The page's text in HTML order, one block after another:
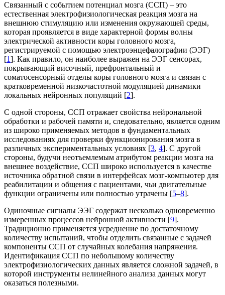
Связанный с событием потенциал мозга (ССП) – это
естественная электрофизиологическая реакция мозга на
внешнюю стимуляцию или изменения окружающей среды,
которая проявляется в виде характерной формы волны
электрической активности коры головного мозга,
регистрируемой с помощью электроэнцефалографии (ЭЭГ)
[1]. Как правило, он наиболее выражен на ЭЭГ сенсорах,
покрывающий височный, префронтальный и
соматосенсорный отделы коры головного мозга и связан с
кратковременной низкочастотной модуляцией динамики
локальных нейронных популяций [2].
С одной стороны, ССП отражает свойства нейрональной
обработки и рабочей памяти и, следовательно, является одним
из широко применяемых методов в фундаментальных
исследованиях для проверки функционирования мозга в
различных экспериментальных условиях [3, 4]. С другой
стороны, будучи неотъемлемым атрибутом реакции мозга на
внешнее воздействие, ССП широко используется в качестве
источника обратной связи в интерфейсах мозг-компьютер для
реабилитации и общения с пациентами, чьи двигательные
функции ограничены или полностью утрачены [5–8].
Одиночные сигналы ЭЭГ содержат несколько одновременно
измеренных процессов нейронной активности [9].
Традиционно применяется усреднение по достаточному
количеству испытаний, чтобы отделить связанные с задачей
компоненты ССП от случайных колебания напряжения.
Идентификация ССП по небольшому количеству
электрофизиологических данных является сложной задачей, в
которой инструменты нелинейного анализа данных могут
оказаться полезными.